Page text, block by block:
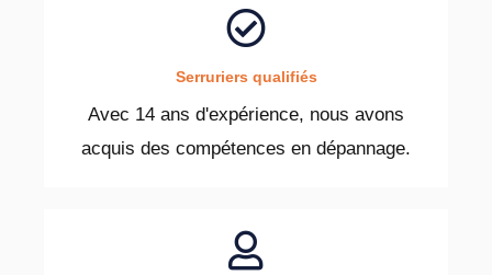
Serruriers qualifiés
Avec 14 ans d'expérience, nous avons
acquis des compétences en dépannage.